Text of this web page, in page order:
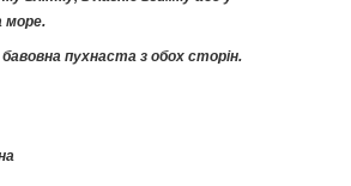
море.
пухнаста з обох сторін.